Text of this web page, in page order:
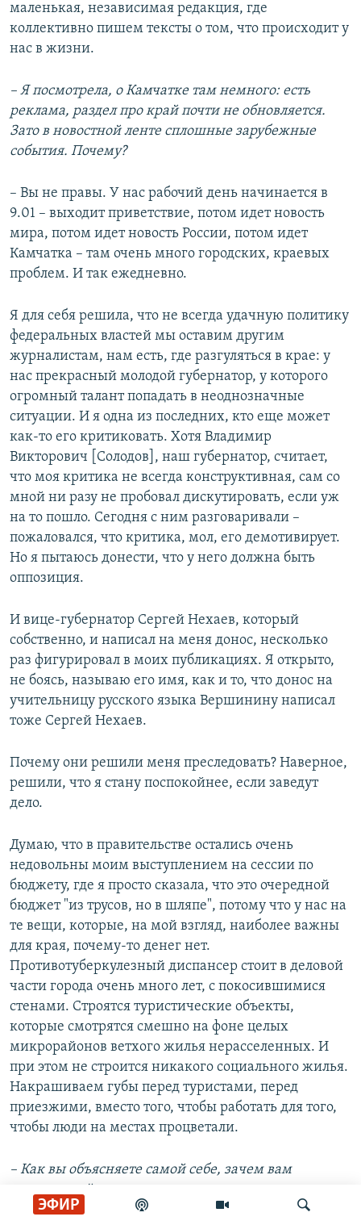
ЭФИР
маленькая, независимая редакция, где
коллективно пишем тексты о том, что происходит у
нас в жизни.
– Я посмотрела, о Камчатке там немного: есть
реклама, раздел про край почти не обновляется.
Зато в новостной ленте сплошные зарубежные
события. Почему?
– Вы не правы. У нас рабочий день начинается в
9.01 – выходит приветствие, потом идет новость
мира, потом идет новость России, потом идет
Камчатка – там очень много городских, краевых
проблем. И так ежедневно.
Я для себя решила, что не всегда удачную политику
федеральных властей мы оставим другим
журналистам, нам есть, где разгуляться в крае: у
нас прекрасный молодой губернатор, у которого
огромный талант попадать в неоднозначные
ситуации. И я одна из последних, кто еще может
как-то его критиковать. Хотя Владимир
Викторович [Солодов], наш губернатор, считает,
что моя критика не всегда конструктивная, сам со
мной ни разу не пробовал дискутировать, если уж
на то пошло. Сегодня с ним разговаривали –
пожаловался, что критика, мол, его демотивирует.
Но я пытаюсь донести, что у него должна быть
оппозиция.
И вице-губернатор Сергей Нехаев, который
собственно, и написал на меня донос, несколько
раз фигурировал в моих публикациях. Я открыто,
не боясь, называю его имя, как и то, что донос на
учительницу русского языка Вершинину написал
тоже Сергей Нехаев.
Почему они решили меня преследовать? Наверное,
решили, что я стану поспокойнее, если заведут
дело.
Думаю, что в правительстве остались очень
недовольны моим выступлением на сессии по
бюджету, где я просто сказала, что это очередной
бюджет "из трусов, но в шляпе", потому что у нас на
те вещи, которые, на мой взгляд, наиболее важны
для края, почему-то денег нет.
Противотуберкулезный диспансер стоит в деловой
части города очень много лет, с покосившимися
стенами. Строятся туристические объекты,
которые смотрятся смешно на фоне целых
микрорайонов ветхого жилья нерасселенных. И
при этом не строится никакого социального жилья.
Накрашиваем губы перед туристами, перед
приезжими, вместо того, чтобы работать для того,
чтобы люди на местах процветали.
– Как вы объясняете самой себе, зачем вам
работать эффективно там не получается?